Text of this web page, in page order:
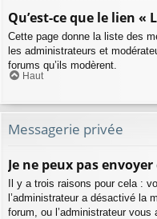
Qu’est-ce que le lien «
Cette page donne la liste des
les administrateurs et
forums qu’ils modèrent.
Haut
Messagerie privée
Je ne peux pas
Il y a trois raisons pour cela :
l’administrateur a désactivé la
forum, ou l’administrateur vous